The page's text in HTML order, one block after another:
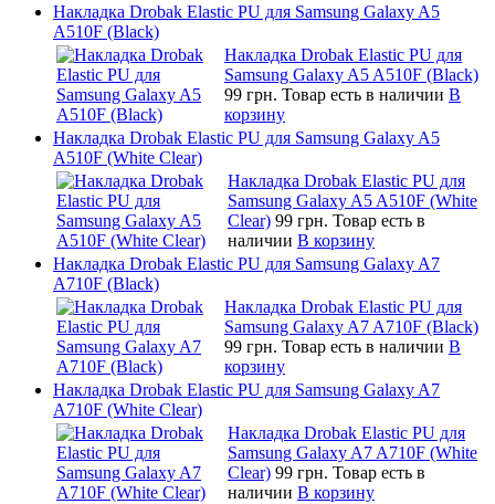
Накладка Drobak Elastic PU для Samsung Galaxy A5
A510F (Black)
Накладка Drobak Elastic PU для
Samsung Galaxy A5 A510F (Black)
99 грн. Товар есть в наличии В
корзину
Накладка Drobak Elastic PU для Samsung Galaxy A5
A510F (White Clear)
Накладка Drobak Elastic PU для
Samsung Galaxy A5 A510F (White
Clear) 99 грн. Товар есть в
наличии В корзину
Накладка Drobak Elastic PU для Samsung Galaxy A7
A710F (Black)
Накладка Drobak Elastic PU для
Samsung Galaxy A7 A710F (Black)
99 грн. Товар есть в наличии В
корзину
Накладка Drobak Elastic PU для Samsung Galaxy A7
A710F (White Clear)
Накладка Drobak Elastic PU для
Samsung Galaxy A7 A710F (White
Clear) 99 грн. Товар есть в
наличии В корзину